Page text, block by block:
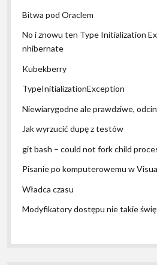
Bitwa pod Oraclem
No i znowu ten Type Initialization
nhibernate
Kubekberry
TypeInitializationException
Niewiarygodne ale prawdziwe,
Jak wyrzucić dupę z testów
git bash – could not fork child
Pisanie po komputerowemu w
Władca czasu
Modyfikatory dostępu nie takie